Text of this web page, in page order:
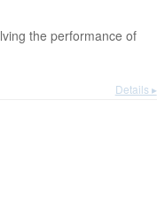
the performance of
Details ▸